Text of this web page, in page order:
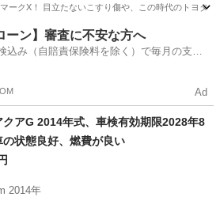
ークX！ 目立たないこすり傷や、この時代のトヨタ
ーン】審査に不安な方へ
込み（自賠責保険料を除く）で毎月の支払
Ad
クアG 2014年式、車検有効期限2028年8
の状態良好、燃費が良い
2014年